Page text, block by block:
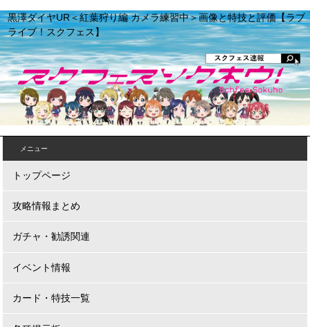
黒澤ダイヤUR＜紅葉狩り編 カメラ練習中＞画像と特技と評価【ラブ
ライブ！スクフェス】
メニュー
トップページ
攻略情報まとめ
ガチャ・勧誘関連
イベント情報
カード・特技一覧